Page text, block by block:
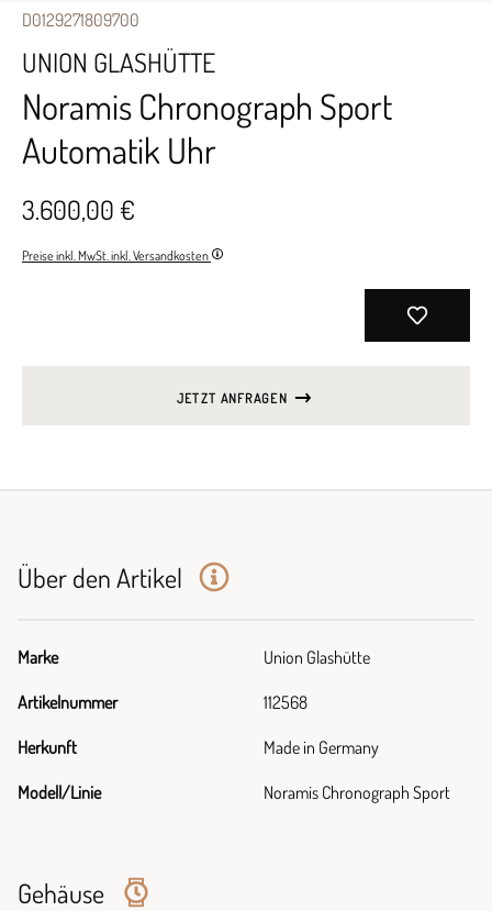
D0129271809700
UNION GLASHÜTTE
Noramis Chronograph Sport
Automatik Uhr
3.600,00 €
Preise inkl. MwSt. inkl. Versandkosten
JETZT ANFRAGEN
Über den Artikel
Marke Union Glashütte
Artikelnummer 112568
Herkunft Made in Germany
Modell/Linie Noramis Chronograph Sport
Gehäuse